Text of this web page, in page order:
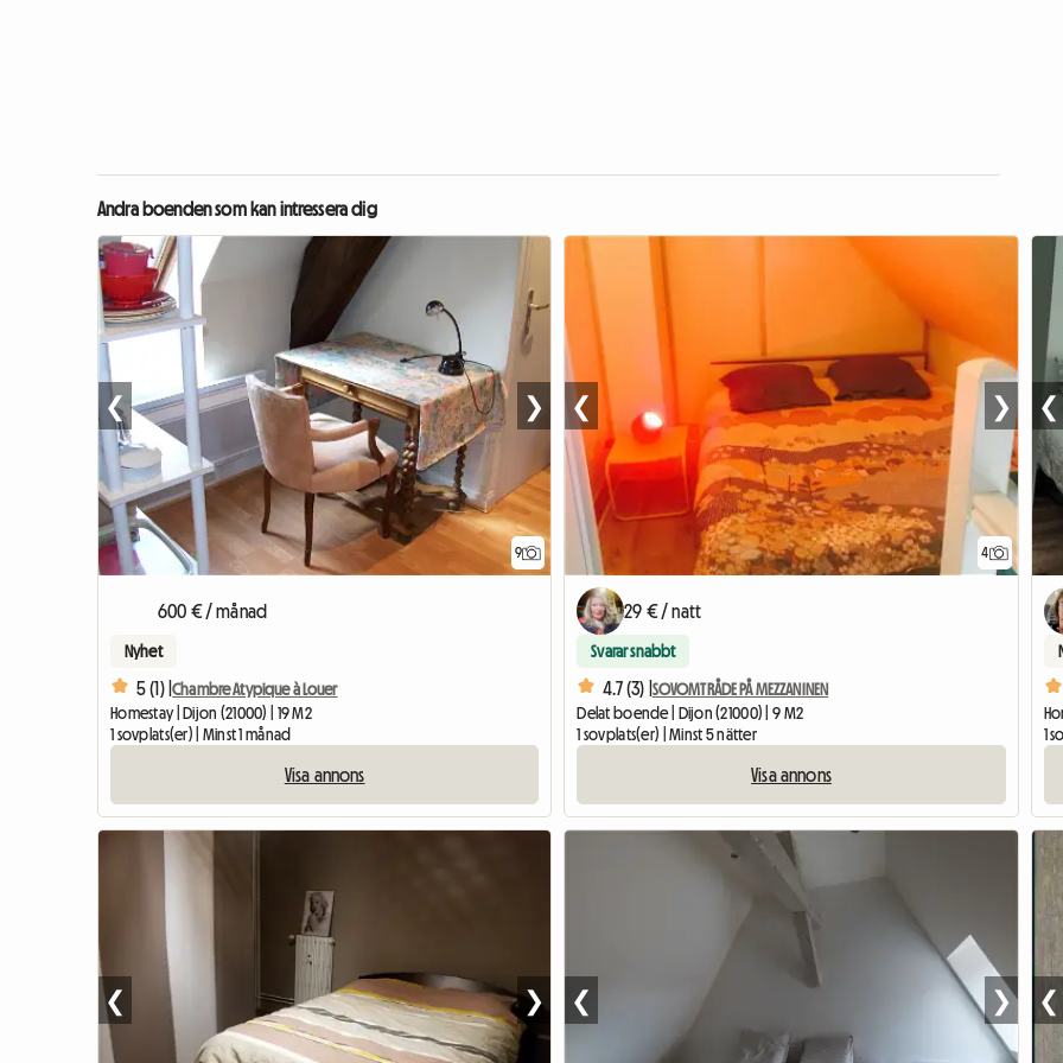
Andra boenden som kan intressera dig
9
❮ ❯
600 € / månad
Nyhet
5 (1) |Chambre Atypique à Louer
Homestay | Dijon (21000) | 19 M2
1 sovplats(er) | Minst 1 månad
Visa annons
4
❮ ❯
29 € / natt
Svarar snabbt
4.7 (3) | SOVOMTRÅDE PÅ MEZZANINEN
Delat boende | Dijon (21000) | 9 M2
1 sovplats(er) | Minst 5 nätter
Visa annons
❮
1
❮ ❯ ❮ ❯ ❮